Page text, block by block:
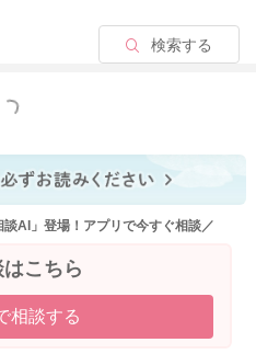
検索する
見る
AI」登場！アプリで今すぐ相談／
こちら
相談する